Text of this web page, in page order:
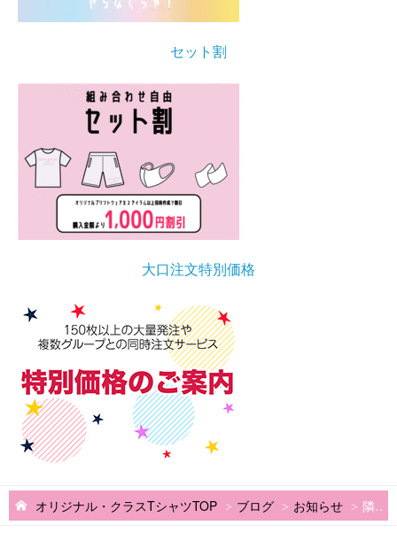
セット割
大口注文特別価格
オリジナル・クラスTシャツTOP ブログ お知らせ 隣のクラスと被らない。オリジナルデザインのクラスTシャツという選択